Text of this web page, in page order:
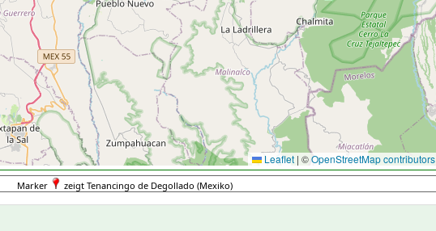
Leaflet | ©OpenStreetMap contributors
Marker zeigt Tenancingo de Degollado (Mexiko)